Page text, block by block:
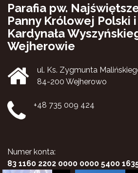
Parafia pw.
Panny Królowej Polski
Kardynała
Wejherowie
ul. Ks. Zygmunta
84-200 Wejherowo
+48 735 009 424
Numer konta:
83 1160 2202 0000 0000 5400